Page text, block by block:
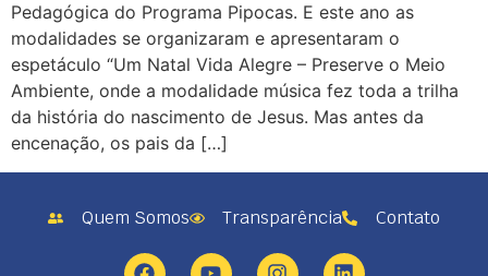
Pedagógica do Programa Pipocas. E este ano as
modalidades se organizaram e apresentaram o
espetáculo “Um Natal Vida Alegre – Preserve o Meio
Ambiente, onde a modalidade música fez toda a trilha
da história do nascimento de Jesus. Mas antes da
encenação, os pais da […]
Quem Somos Transparência Contato